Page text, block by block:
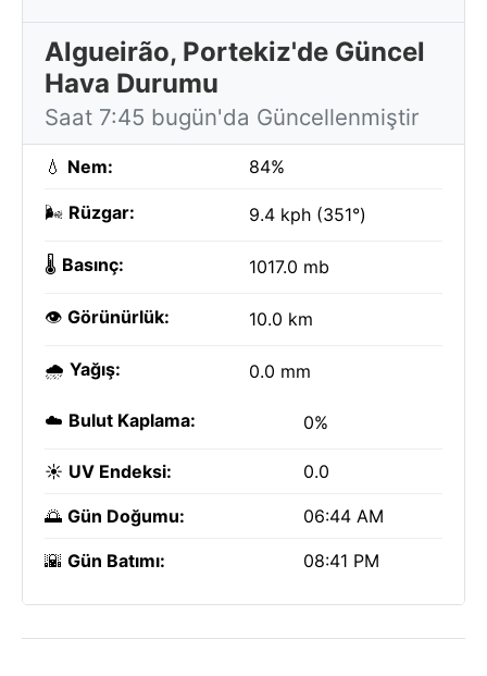
Algueirão, Portekiz'de Güncel
Hava Durumu
Saat 7:45 bugün'da Güncellenmiştir
💧 Nem: 84%
🌬️ Rüzgar: 9.4 kph (351°)
🌡️ Basınç: 1017.0 mb
👁️ Görünürlük: 10.0 km
🌧️ Yağış: 0.0 mm
☁️ Bulut Kaplama: 0%
☀️ UV Endeksi: 0.0
🌅 Gün Doğumu: 06:44 AM
🌇 Gün Batımı: 08:41 PM